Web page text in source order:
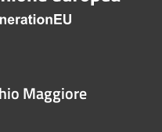
Maggiore